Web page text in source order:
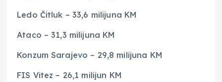
Ledo Čitluk – 33,6 milijuna KM
Ataco – 31,3 milijuna KM
Konzum Sarajevo – 29,8 milijuna KM
FIS Vitez – 26,1 milijun KM